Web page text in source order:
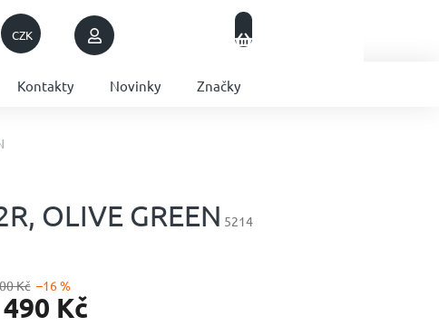
CZK
Kontakty Novinky Značky
OLIVE GREEN 5214
Kč –16 %
Kč